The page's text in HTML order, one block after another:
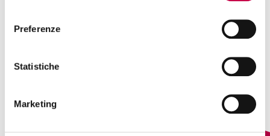
Preferenze
Statistiche
Marketing
PREVIOUS NEXT
DESIGNER